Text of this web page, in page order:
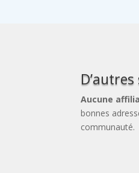
Aucune
bonnes
communauté.